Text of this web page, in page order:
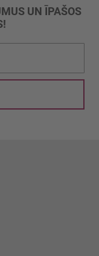
UN ĪPAŠOS